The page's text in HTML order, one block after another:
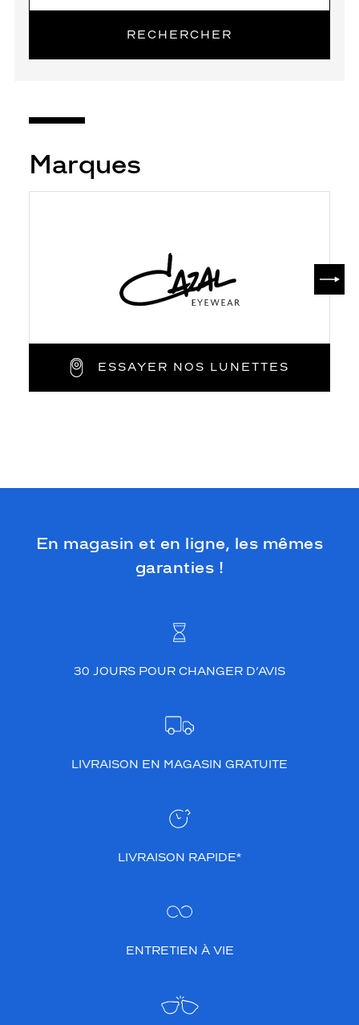
RECHERCHER
Marques
ESSAYER NOS LUNETTES
En magasin et en ligne, les mêmes
garanties !
30 JOURS POUR CHANGER D’AVIS
LIVRAISON EN MAGASIN GRATUITE
LIVRAISON RAPIDE*
ENTRETIEN À VIE